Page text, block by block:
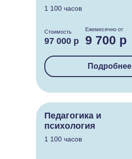
1 100 часов
9 700 р
97 000 р
Ежемесячно от
Стоимость
Подробнее
Педагогика и
психология
1 100 часов